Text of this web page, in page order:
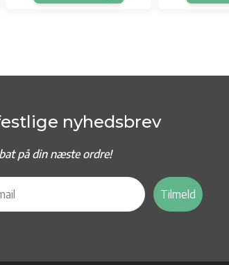
nyhedsbrev
på din næste ordre!
Tilmeld